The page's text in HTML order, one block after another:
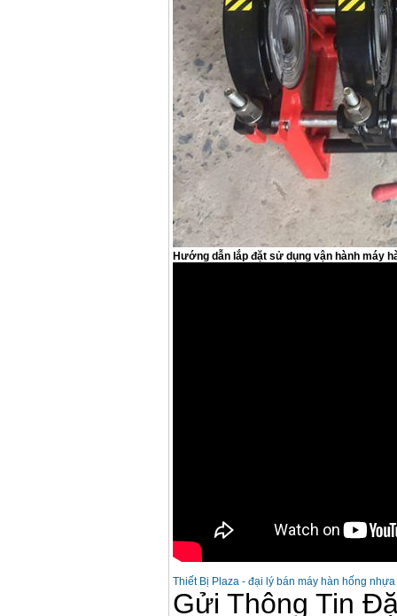
Hướng dẫn lắp đặt sử dụng vận hành máy
Thiết Bị Plaza - đại lý bán máy hàn hống